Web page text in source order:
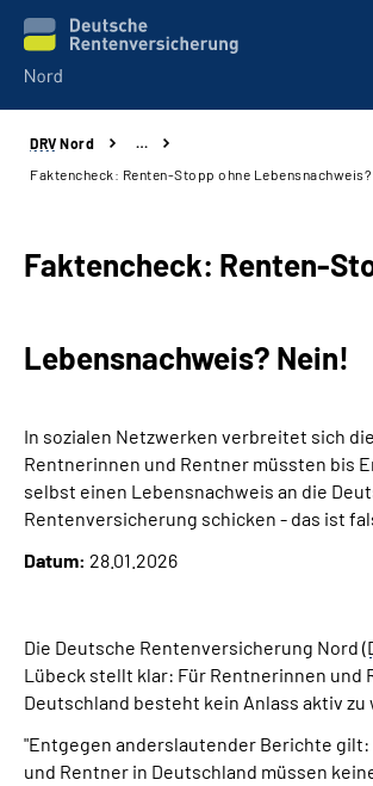
Aktuelles
Presse
Über uns
Online-Services
Leichte Sprache
Suche
DRV Nord
…
Faktencheck: Renten-Stopp ohne
Faktencheck: Renten-
Lebensnachweis? Nein!
In sozialen Netzwerken verbreitet sich
Rentnerinnen und Rentner müssten bis
selbst einen Lebensnachweis an die
Rentenversicherung schicken - das ist
Datum: 28.01.2026
Die Deutsche Rentenversicherung Nord (
Lübeck stellt klar: Für Rentnerinnen und
Deutschland besteht kein Anlass aktiv zu
"Entgegen anderslautender Berichte
und Rentner in Deutschland müssen